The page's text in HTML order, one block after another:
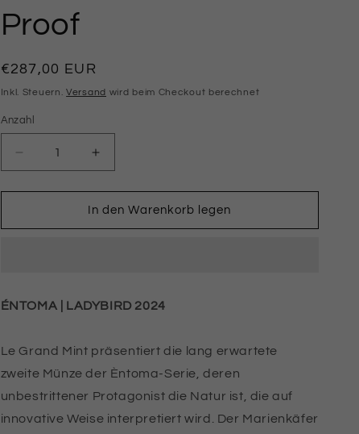
Proof
Normaler
Preis
€287,00 EUR
Inkl. Steuern.Versand wird beim Checkout berechnet
Anzahl
Anzahl
Verringere
die
Menge
ÉNTOMA
OZ
SILBERMÜNZE
Hochrelief
Proof
Erhöhe
die
Menge
für
ÉNTOMA
OZ
SILBERMÜNZE
Hochrelief
Proof
In den Warenkorb legen
ÉNTOMA | LADYBIRD 2024
Le Grand Mint präsentiert die lang erwartete
zweite Münze der Èntoma-Serie, deren
unbestrittener Protagonist die Natur ist, die auf
innovative Weise interpretiert wird. Der Marienkäfer